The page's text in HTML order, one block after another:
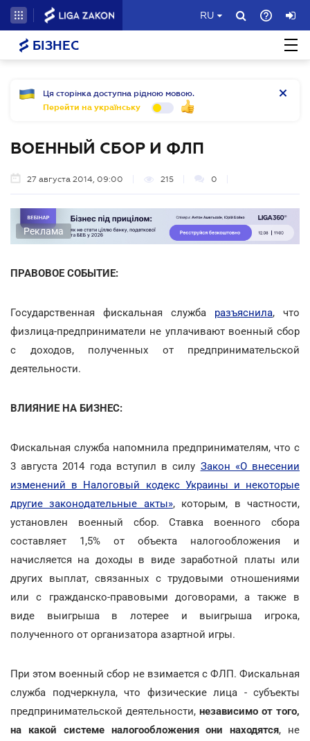
RU
БІЗНЕС
Ця сторінка доступна рідною мовою.
Перейти на українську
ВОЕННЫЙ СБОР И ФЛП
27 августа 2014, 09:00 215 0
Реклама
ПРАВОВОЕ СОБЫТИЕ:
Государственная фискальная служба разъяснила, что
физлица-предприниматели не уплачивают военный сбор
с доходов, полученных от предпринимательской
деятельности.
ВЛИЯНИЕ НА БИЗНЕС:
Фискальная служба напомнила предпринимателям, что с
3 августа 2014 года вступил в силу Закон «О внесении
изменений в Налоговый кодекс Украины и некоторые
другие законодательные акты», которым, в частности,
установлен военный сбор.
Ставка военного сбора
составляет 1,5% от объекта налогообложения и
начисляется на доходы в виде заработной платы или
других выплат, связанных с трудовыми отношениями
или с гражданско-правовыми договорами, а также в
виде выигрыша в лотерее и выигрыша игрока,
полученного от организатора азартной игры.
При этом военный сбор не взимается с ФЛП. Фискальная
служба подчеркнула, что физические лица - субъекты
предпринимательской деятельности, независимо от того,
на какой системе налогообложения они находятся, не